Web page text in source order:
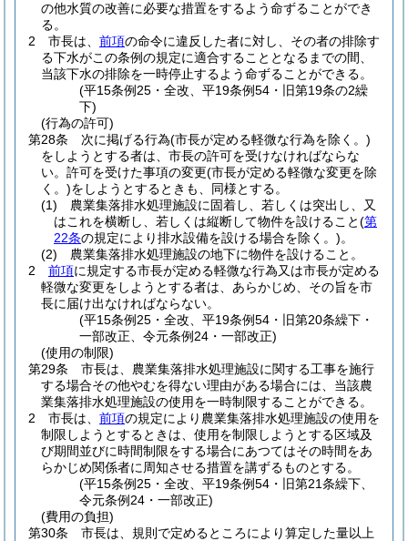
の他水質の改善に必要な措置をするよう命ずることができ
る。
2
市長は、 前項の命令に違反した者に対し、その者の排除す
る下水がこの条例の規定に適合することとなるまでの間、
当該下水の排除を一時停止するよう命ずることができる。
(平15条例25・全改、平19条例54・旧第19条の2繰
下)
(行為の許可)
第28条
次に掲げる行為(市長が定める軽微な行為を除く。)
をしようとする者は、市長の許可を受けなければならな
い。 許可を受けた事項の変更(市長が定める軽微な変更を除
く。)をしようとするときも、同様とする。
(1)
農業集落排水処理施設に固着し、若しくは突出し、又
はこれを横断し、若しくは縦断して物件を設けること(第
22条の規定により排水設備を設ける場合を除く。)。
(2)
農業集落排水処理施設の地下に物件を設けること。
2
前項に規定する市長が定める軽微な行為又は市長が定める
軽微な変更をしようとする者は、あらかじめ、その旨を市
長に届け出なければならない。
(平15条例25・全改、平19条例54・旧第20条繰下・
一部改正、令元条例24・一部改正)
(使用の制限)
第29条
市長は、農業集落排水処理施設に関する工事を施行
する場合その他やむを得ない理由がある場合には、当該農
業集落排水処理施設の使用を一時制限することができる。
2
市長は、 前項の規定により農業集落排水処理施設の使用を
制限しようとするときは、使用を制限しようとする区域及
び期間並びに時間制限をする場合にあつてはその時間をあ
らかじめ関係者に周知させる措置を講ずるものとする。
(平15条例25・全改、平19条例54・旧第21条繰下、
令元条例24・一部改正)
(費用の負担)
第30条
市長は、規則で定めるところにより算定した量以上